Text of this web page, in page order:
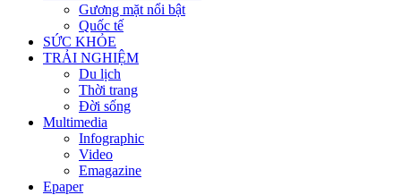
Gương mặt nổi bật
Quốc tế
SỨC KHỎE
TRẢI NGHIỆM
Du lịch
Thời trang
Đời sống
Multimedia
Infographic
Video
Emagazine
Epaper